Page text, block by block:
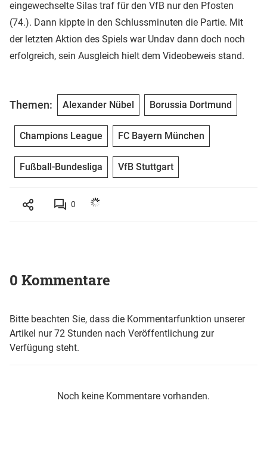
eingewechselte Silas traf für den VfB nur den Pfosten
(74.). Dann kippte in den Schlussminuten die Partie. Mit
der letzten Aktion des Spiels war Undav dann doch noch
erfolgreich, sein Ausgleich hielt dem Videobeweis stand.
Themen: Alexander Nübel Borussia Dortmund
Champions League FC Bayern München
Fußball-Bundesliga VfB Stuttgart
0
0 Kommentare
Bitte beachten Sie, dass die Kommentarfunktion unserer
Artikel nur 72 Stunden nach Veröffentlichung zur
Verfügung steht.
Noch keine Kommentare vorhanden.